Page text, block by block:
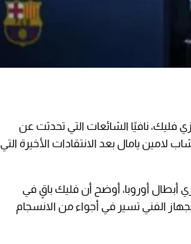
فليك، نافيًا الشائعات التي تحدثت عن
لامين يامال بعد الانتقادات الأخيرة التي
أبطال أوروبا، أوضح أن فليك باقٍ في
بين الإدارة والجهاز الفني تسير في أجواء من الانسجام